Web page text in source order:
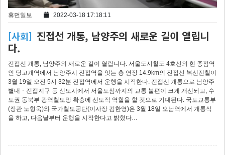
휴먼일보 2022-03-18 17:18:11
[사회] 진접선 개통, 남양주의 새로운 길이 열립니
다.
진접선 개통, 남양주의 새로운 길이 열립니다. 서울도시철도 4호선의 현 종점역
인 당고개역에서 남양주시 진접역을 잇는 총 연장 14.9km의 진접선 복선전철이
3월 19일 오전 5시 32분 진접역에서 운행을 시작한다. 진접선 개통으로 남양주
별내ㆍ진접지구 등 신도시에서 서울도심까지의 교통 불편이 크게 개선되고, 수
도권 동북부 광역철도망 확충에 선도적 역할을 할 것으로 기대된다. 국토교통부
(장관 노형욱)와 국가철도공단(이사장 김한영)은 3월 18일 오남역에서 개통식
을 하고, 다음날부터 운행을 시작한다고 밝혔다…